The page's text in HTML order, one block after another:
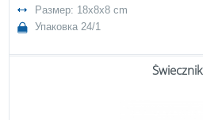
Размер: 18x8x8 cm
Упаковка 24/1
Świecznik